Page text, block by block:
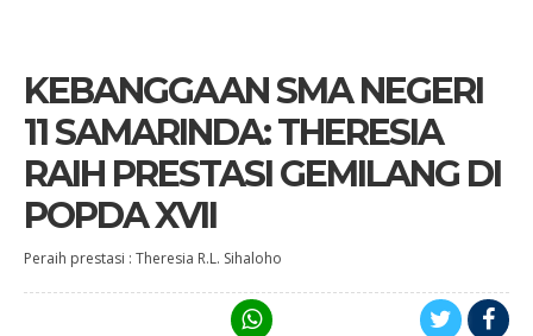
KEBANGGAAN SMA NEGERI
11 SAMARINDA: THERESIA
RAIH PRESTASI GEMILANG DI
POPDA XVII
Peraih prestasi : Theresia R.L. Sihaloho